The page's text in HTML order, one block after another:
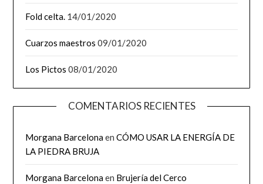
Fold celta. 14/01/2020
Cuarzos maestros 09/01/2020
Los Pictos 08/01/2020
COMENTARIOS RECIENTES
Morgana BarcelonaenCÓMO USAR LA ENERGÍA DE
LA PIEDRA BRUJA
Morgana Barcelonaen Brujería del Cerco